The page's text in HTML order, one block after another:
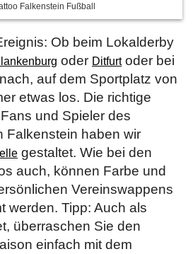
Falkenstein Fußball
Ob beim Lokalderby
oder Ditfurtoder bei
auf dem Sportplatz von
etwas los. Die richtige
und Spieler des
Falkenstein haben wir
gestaltet. Wie bei den
auch, können Farbe und
Vereinswappens
werden. Tipp: Auch als
überraschen Sie den
einfach mit dem